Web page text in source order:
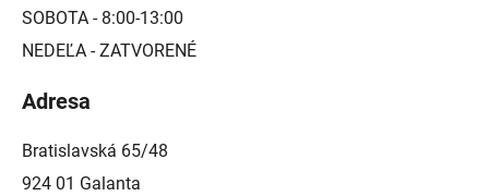
SOBOTA - 8:00-13:00
NEDEĽA - ZATVORENÉ
Adresa
Bratislavská 65/48
924 01 Galanta